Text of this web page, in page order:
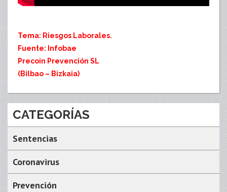
Tema: Riesgos Laborales.
Fuente: Infobae
Precoin Prevención SL
(Bilbao – Bizkaia)
CATEGORÍAS
Sentencias
Coronavirus
Prevención